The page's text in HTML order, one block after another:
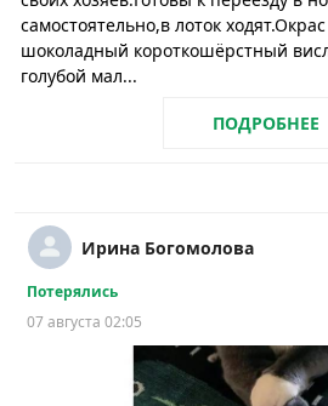
самостоятельно,в лоток
шоколадный короткошёрстный
голубой мал...
ПОДРОБНЕЕ
Ирина Богомолова
Потерялись
07 августа 02:05